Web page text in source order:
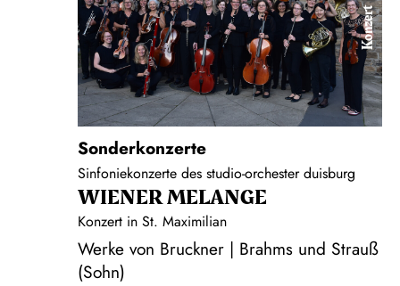
Konzert
Sonderkonzerte
Sinfoniekonzerte des studio-orchester duisburg
WIENER MELANGE
Konzert in St. Maximilian
Werke von Bruckner | Brahms und Strauß
(Sohn)